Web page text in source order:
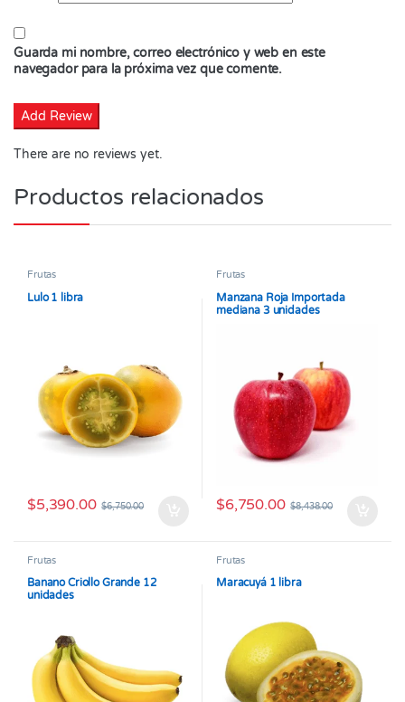
Guarda mi nombre, correo electrónico y web en este
navegador para la próxima vez que comente.
There are no reviews yet.
Productos relacionados
Frutas
Lulo 1 libra
$5,390.00 $6,750.00
Frutas
Manzana Roja Importada
mediana 3 unidades
$6,750.00 $8,438.00
Frutas
Banano Criollo Grande 12
unidades
Frutas
Maracuyá 1 libra